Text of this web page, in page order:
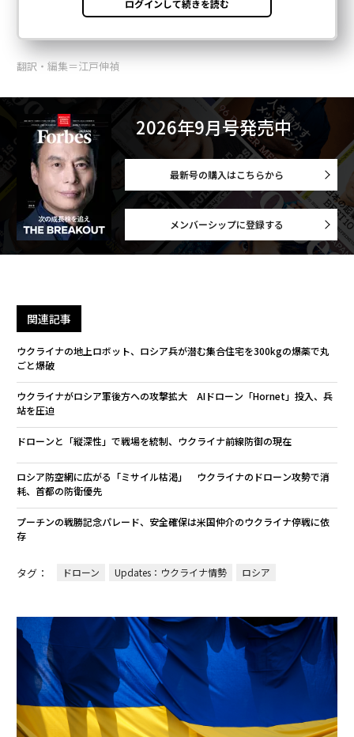
翻訳・編集＝江戸伸禎
2026年9月号発売中
最新号の購入はこちらから
メンバーシップに登録する
関連記事
ウクライナの地上ロボット、ロシア兵が潜む集合住宅を300kgの爆薬で丸
ごと爆破
ウクライナがロシア軍後方への攻撃拡大 AIドローン「Hornet」投入、兵
站を圧迫
ドローンと「縦深性」で戦場を統制、ウクライナ前線防御の現在
ロシア防空網に広がる「ミサイル枯渇」 ウクライナのドローン攻勢で消
耗、首都の防衛優先
プーチンの戦勝記念パレード、安全確保は米国仲介のウクライナ停戦に依
存
タグ： ドローン Updates：ウクライナ情勢 ロシア